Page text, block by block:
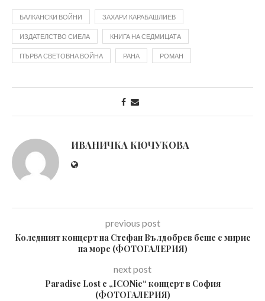
БАЛКАНСКИ ВОЙНИ ЗАХАРИ КАРАБАШЛИЕВ
ИЗДАТЕЛСТВО СИЕЛА КНИГА НА СЕДМИЦАТА
ПЪРВА СВЕТОВНА ВОЙНА РАНА РОМАН
ИВАНИЧКА КЮЧУКОВА
previous post
Коледният концерт на Стефан Вълдобрев беше с мирис
на море (ФОТОГАЛЕРИЯ)
next post
Paradise Lost с „ICONic“ концерт в София
(ФОТОГАЛЕРИЯ)